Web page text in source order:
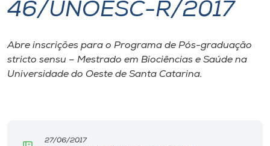
I.nova
Diplomados
46/UNOESC-R/2017
Abre inscrições para o Programa de Pós-graduação
stricto sensu – Mestrado em Biociências e Saúde na
Universidade do Oeste de Santa Catarina.
27/06/2017